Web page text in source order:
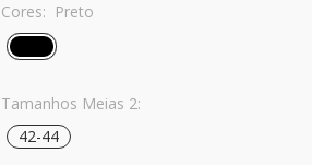
Cores: Preto
Tamanhos Meias 2:
42-44